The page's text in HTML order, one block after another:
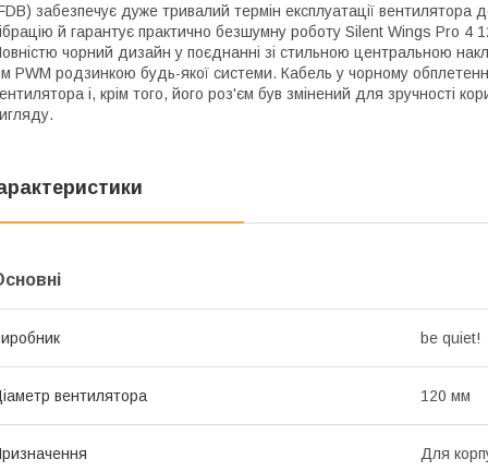
забезпечує дуже тривалий термін експлуатації вентилятора
й гарантує практично безшумну роботу Silent Wings Pro
чорний дизайн у поєднанні зі стильною центральною
PWM родзинкою будь-якої системи. Кабель у чорному
і, крім того, його роз'єм був змінений для зручності
be quiet!
вентилятора 120 мм
Для